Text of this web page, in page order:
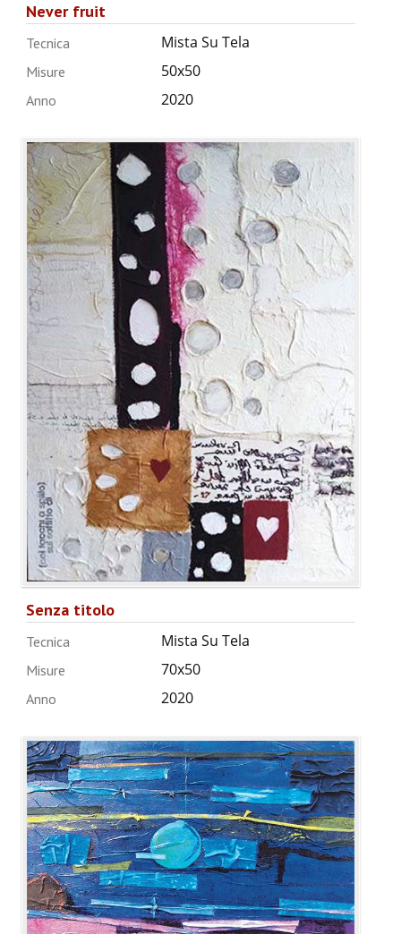
Never fruit
Tecnica Mista Su Tela
Misure 50x50
Anno 2020
Senza titolo
Tecnica Mista Su Tela
Misure 70x50
Anno 2020